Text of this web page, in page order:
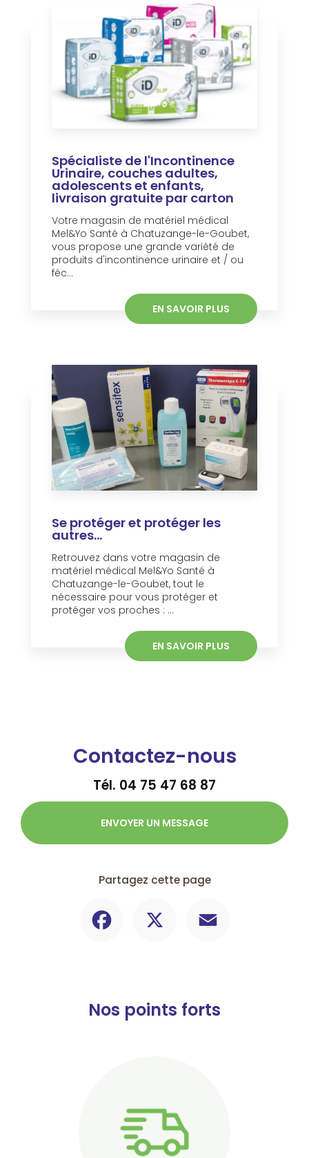
Spécialiste de l'Incontinence
Urinaire, couches adultes,
adolescents et enfants,
livraison gratuite par carton
Votre magasin de matériel médical
Mel&Yo Santé à Chatuzange-le-Goubet,
vous propose une grande variété de
produits d'incontinence urinaire et / ou
féc...
EN SAVOIR PLUS
Se protéger et protéger les
autres...
Retrouvez dans votre magasin de
matériel médical Mel&Yo Santé à
Chatuzange-le-Goubet, tout le
nécessaire pour vous protéger et
protéger vos proches : ...
EN SAVOIR PLUS
Contactez-nous
Tél. 04 75 47 68 87
ENVOYER UN MESSAGE
Partagez cette page
Nos points forts